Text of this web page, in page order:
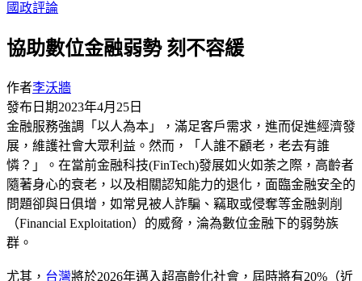
國政評論
協助數位金融弱勢 刻不容緩
作者李沃牆
發布日期2023年4月25日
金融服務強調「以人為本」，滿足客戶需求，進而促進經濟發
展，維護社會大眾利益。然而，「人誰不顧老，老去有誰
憐？」。在當前金融科技(FinTech)發展如火如荼之際，高齡者
隨著身心的衰老，以及相關認知能力的退化，面臨金融安全的
問題卻與日俱增，如常見被人詐騙、竊取或侵奪等金融剝削
（Financial Exploitation）的威脅，淪為數位金融下的弱勢族
群。
尤其， 台灣將於2026年邁入超高齡化社會，屆時將有20%（近